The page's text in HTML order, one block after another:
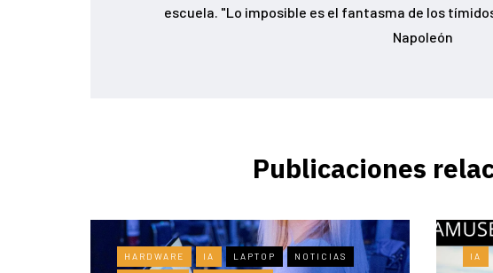
escuela. "Lo imposible es el fantasma de los
Napoleón
Publicaciones
HARDWARE IA LAPTOP NOTICIAS IA